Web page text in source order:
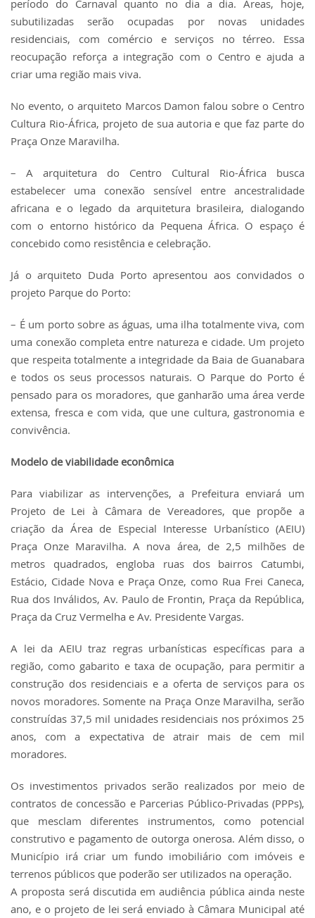
período do Carnaval quanto no dia a dia. Áreas, hoje,
subutilizadas serão ocupadas por novas unidades
residenciais, com comércio e serviços no térreo. Essa
reocupação reforça a integração com o Centro e ajuda a
criar uma região mais viva.
No evento, o arquiteto Marcos Damon falou sobre o Centro
Cultura Rio-África, projeto de sua autoria e que faz parte do
Praça Onze Maravilha.
– A arquitetura do Centro Cultural Rio-África busca
estabelecer uma conexão sensível entre ancestralidade
africana e o legado da arquitetura brasileira, dialogando
com o entorno histórico da Pequena África. O espaço é
concebido como resistência e celebração.
Já o arquiteto Duda Porto apresentou aos convidados o
projeto Parque do Porto:
– É um porto sobre as águas, uma ilha totalmente viva, com
uma conexão completa entre natureza e cidade. Um projeto
que respeita totalmente a integridade da Baia de Guanabara
e todos os seus processos naturais. O Parque do Porto é
pensado para os moradores, que ganharão uma área verde
extensa, fresca e com vida, que une cultura, gastronomia e
convivência.
Modelo de viabilidade econômica
Para viabilizar as intervenções, a Prefeitura enviará um
Projeto de Lei à Câmara de Vereadores, que propõe a
criação da Área de Especial Interesse Urbanístico (AEIU)
Praça Onze Maravilha. A nova área, de 2,5 milhões de
metros quadrados, engloba ruas dos bairros Catumbi,
Estácio, Cidade Nova e Praça Onze, como Rua Frei Caneca,
Rua dos Inválidos, Av. Paulo de Frontin, Praça da República,
Praça da Cruz Vermelha e Av. Presidente Vargas.
A lei da AEIU traz regras urbanísticas específicas para a
região, como gabarito e taxa de ocupação, para permitir a
construção dos residenciais e a oferta de serviços para os
novos moradores. Somente na Praça Onze Maravilha, serão
construídas 37,5 mil unidades residenciais nos próximos 25
anos, com a expectativa de atrair mais de cem mil
moradores.
Os investimentos privados serão realizados por meio de
contratos de concessão e Parcerias Público-Privadas (PPPs),
que mesclam diferentes instrumentos, como potencial
construtivo e pagamento de outorga onerosa. Além disso, o
Município irá criar um fundo imobiliário com imóveis e
terrenos públicos que poderão ser utilizados na operação.
A proposta será discutida em audiência pública ainda neste
ano, e o projeto de lei será enviado à Câmara Municipal até